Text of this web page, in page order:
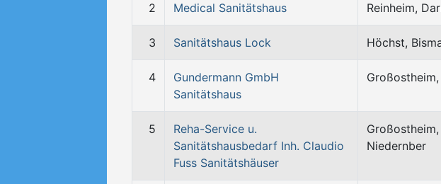
2 Medical Sanitätshaus Reinheim,
3 Sanitätshaus Lock Höchst,
4
Gundermann GmbH
Sanitätshaus
5
Reha-Service u.
Sanitätshausbedarf Inh. Claudio
Fuss Sanitätshäuser
Großostheim,
Niedernber